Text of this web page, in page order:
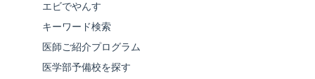
エビでやんす
キーワード検索
医師ご紹介プログラム
医学部予備校を探す